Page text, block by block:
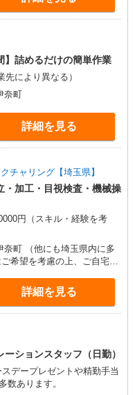
】詰めるだけの簡単作業
先により異なる）
奈町
詳細を見る
チャリング【埼玉県】
・加工・目視検査・機械操
円（スキル・経験を考
奈町 （他にも埼玉県内に多
希望を考慮の上、ご自宅を
詳細を見る
ションスタッフ（日勤）
デープレゼントや精勤手当
数あります。